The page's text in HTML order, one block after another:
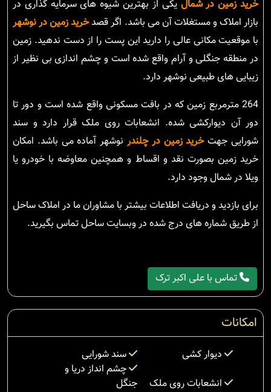
خرید زمین در شمال یکی از بهترین شیوه های سرمایه گذاری در
بازار املاک و مستغلات آن می باشد. اگر قصدخرید زمین در نوشهر
با موقعیت مکانی عالی را دارید این پست را از دست ندهید. زمین
در منطقه جنگلی و آرام واقع شده است و چشم اندازی بی نظیر از
زیبایی های طبیعی نوشهر دارد.
264 مترمربع زمین که در بافت مسکونی واقع شده است و دور تا
دور آن دیوارکشی شده. انشعابات روی ملک قرار دارد و سند
شورایی جهتخرید زمین در چلندر نوشهر آماده می باشد. امکان
خرید زمین بصورت نقد و اقساط و همچنین معاوضه با خودرو یا
ویلا در شمال وجود دارد.
برای بازدید و دریافت اطلاعات بیشتر با مشاوران ما در املاک ساحل
از طریق شماره های درج شده در وبسایت ساحل تماس بگیرید.
تماس با علی اکبر ترک
امکانات
دیوار کشی
سند شورایی
انشعابات روی ملک
چشم انداز دریا و
جنگل